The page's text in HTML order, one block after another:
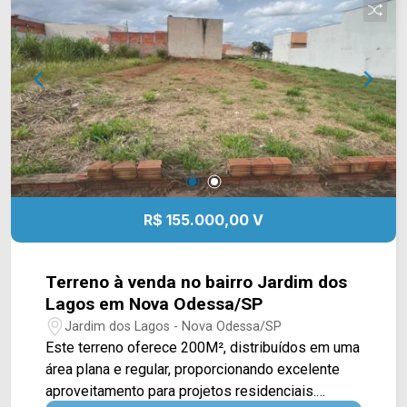
visita!! WhatsApp e Telefone: (19) 3475-4546
ARBIX IMÓVEIS - Presente em cada mudança!
R$ 155.000,00 V
Terreno à venda no bairro Jardim dos
Lagos em Nova Odessa/SP
Jardim dos Lagos - Nova Odessa/SP
Este terreno oferece 200M², distribuídos em uma
área plana e regular, proporcionando excelente
aproveitamento para projetos residenciais.